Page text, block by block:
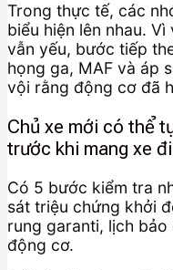
Trong thực tế, các
biểu hiện lên nhau.
vẫn yếu, bước tiếp
họng ga, MAF và áp
vội rằng động cơ đã
Chủ xe mới có thể
trước khi mang xe
Có 5 bước kiểm tra
sát triệu chứng khởi
rung garanti, lịch
động cơ.